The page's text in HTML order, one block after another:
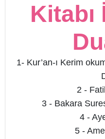
1- Kur’an-ı Kerim
2 -
3 - Bakara
4 -
5 -